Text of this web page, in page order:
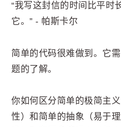
“我写这封信的时间比平时
它。” - 帕斯卡尔
简单的代码很难做到。它
题的了解。
你如何区分简单的极简主
性）和简单的抽象（易于